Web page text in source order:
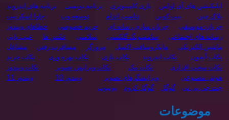
اپلیکیشن های آی اواس
بازی کامپیوتری برنامه نويسی
برنامه های اندروید
بلاک چین
بیت کوین تناسب اندام توسعه وب
جاوا اسکریپت
جریان-موسیقی
جریان سازی رسانه ای حریم خصوصی
خطاهای ویندوز
رسانه های اجتماعی
سامسونگ گلکسی سلامتی عکس ها
عیب یابی
ماشین الکتریکی
مایکروسافت اکسل مرورگر مسافرت رفتن
مشاغل
نکات آیفون
نکات اندروید نکات بازی نکات بهره وری
نکات خرید
نکات سخت افزاری
نکات مک نکات ویرایش تصویر
نکات ویندوز
هوش مصنوعی
ویرایشگرهای تصویر ویندوز 10
ویندوز 11
چت جی پی تی
گوگل گوگل کروم یوتیوب
موضوعات